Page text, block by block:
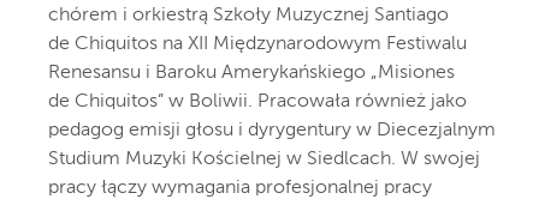
chórem i orkiestrą Szkoły Muzycznej Santiago
de Chiquitos na XII Międzynarodowym Festiwalu
Renesansu i Baroku Amerykańskiego „Misiones
de Chiquitos” w Boliwii. Pracowała również jako
pedagog emisji głosu i dyrygentury w Diecezjalnym
Studium Muzyki Kościelnej w Siedlcach. W swojej
pracy łączy wymagania profesjonalnej pracy